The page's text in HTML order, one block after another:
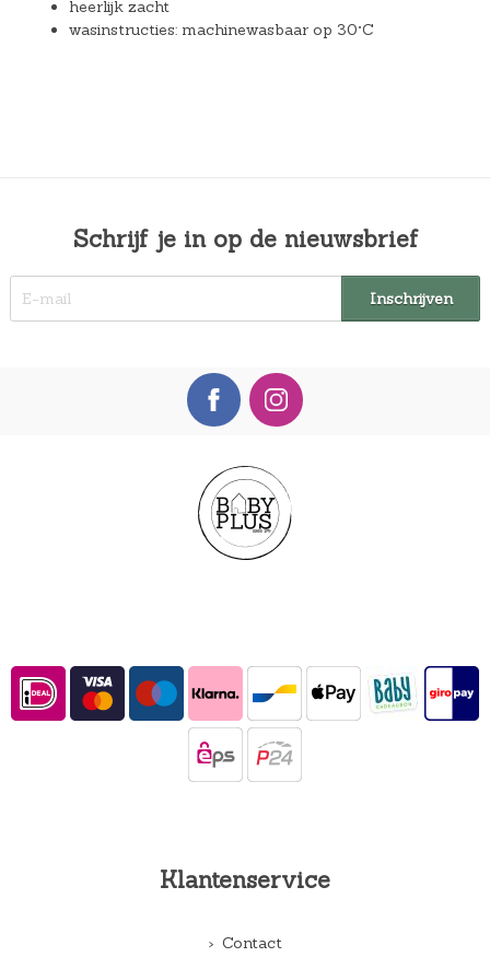
heerlijk zacht
wasinstructies: machinewasbaar op 30°C
Schrijf je in op de nieuwsbrief
Klantenservice
Contact